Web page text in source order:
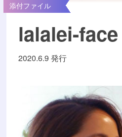
添付ファイル
lalalei-face
2020.6.9 発行